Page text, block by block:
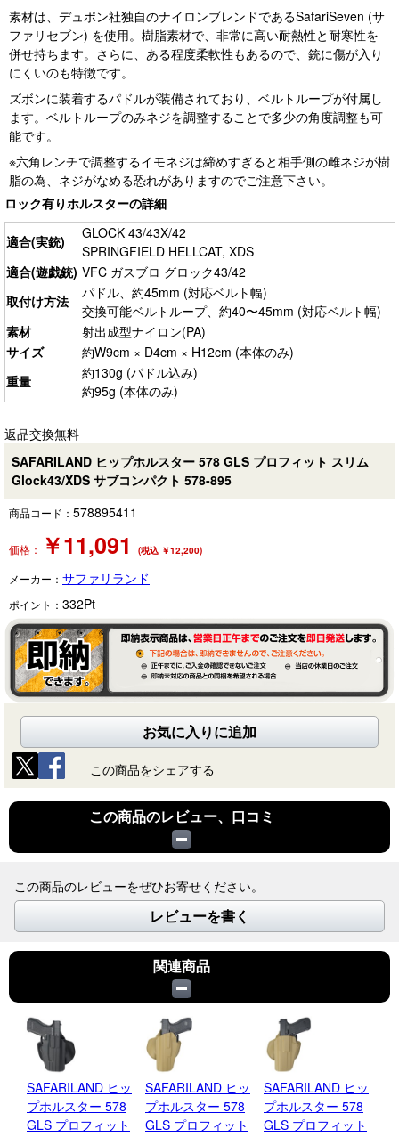
素材は、デュポン社独自のナイロンブレンドであるSafariSeven (サ
ファリセブン) を使用。樹脂素材で、非常に高い耐熱性と耐寒性を
併せ持ちます。さらに、ある程度柔軟性もあるので、銃に傷が入り
にくいのも特徴です。
ズボンに装着するパドルが装備されており、ベルトループが付属し
ます。ベルトループのみネジを調整することで多少の角度調整も可
能です。
※六角レンチで調整するイモネジは締めすぎると相手側の雌ネジが樹
脂の為、ネジがなめる恐れがありますのでご注意下さい。
ロック有りホルスターの詳細
適合(実銃)
GLOCK 43/43X/42
SPRINGFIELD HELLCAT, XDS
適合(遊戯銃) VFC ガスブロ グロック43/42
取付け方法
パドル、約45mm (対応ベルト幅)
交換可能ベルトループ、約40〜45mm (対応ベルト幅)
素材
射出成型ナイロン(PA)
サイズ
約W9cm × D4cm × H12cm (本体のみ)
重量
約130g (パドル込み)
約95g (本体のみ)
返品交換無料
SAFARILAND ヒップホルスター 578 GLS プロフィット スリム
Glock43/XDS サブコンパクト 578-895
商品コード： 578895411
価格： ￥11,091 (税込 ￥12,200)
メーカー： サファリランド
ポイント： 332Pt
お気に入りに追加
この商品をシェアする
この商品のレビュー、口コミ
この商品のレビューをぜひお寄せください。
レビューを書く
関連商品
SAFARILAND ヒッ
プホルスター 578
GLS プロフィット
SAFARILAND ヒッ
プホルスター 578
GLS プロフィット
SAFARILAND ヒッ
プホルスター 578
GLS プロフィット